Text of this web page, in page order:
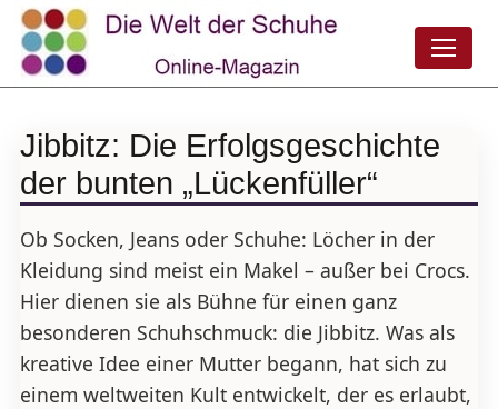
Jibbitz: Die Erfolgsgeschichte
der bunten „Lückenfüller“
Ob Socken, Jeans oder Schuhe: Löcher in der
Kleidung sind meist ein Makel – außer bei Crocs.
Hier dienen sie als Bühne für einen ganz
besonderen Schuhschmuck: die Jibbitz. Was als
kreative Idee einer Mutter begann, hat sich zu
einem weltweiten Kult entwickelt, der es erlaubt,